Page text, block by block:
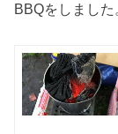
BBQをしました